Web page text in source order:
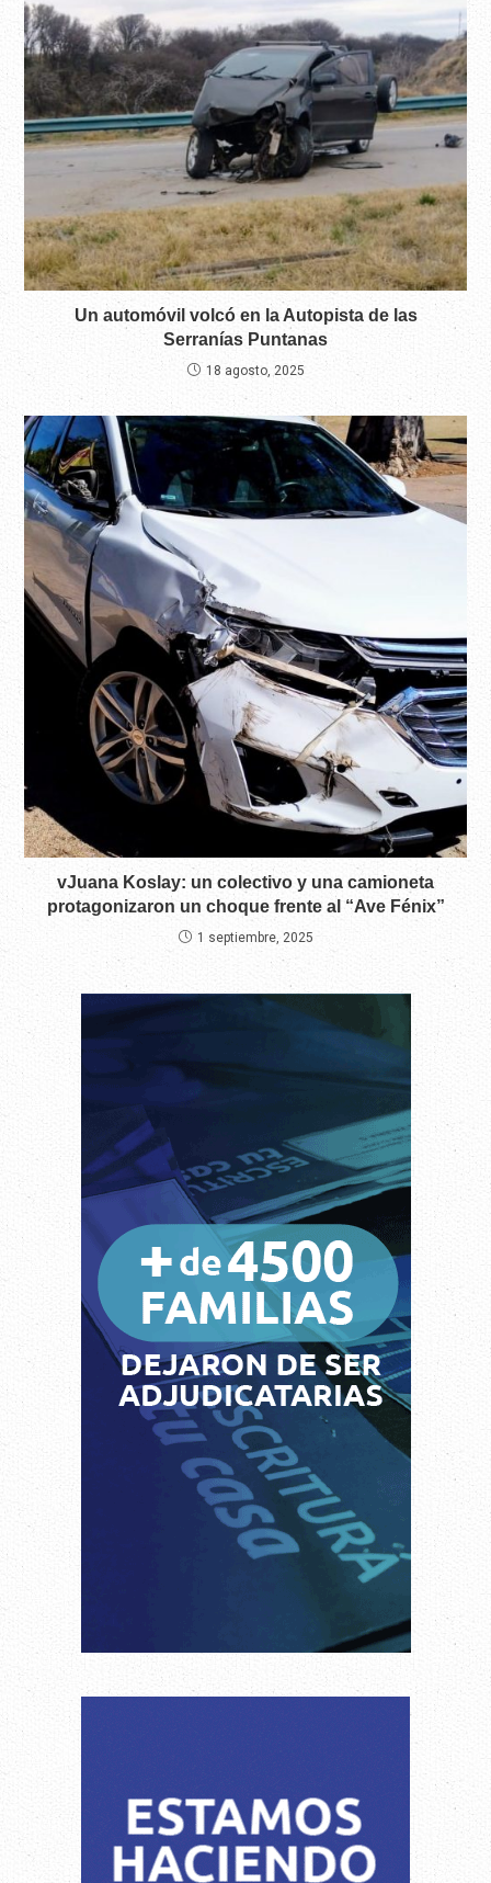
Un automóvil volcó en la Autopista de las
Serranías Puntanas
18 agosto, 2025
vJuana Koslay: un colectivo y una camioneta
protagonizaron un choque frente al “Ave Fénix”
1 septiembre, 2025